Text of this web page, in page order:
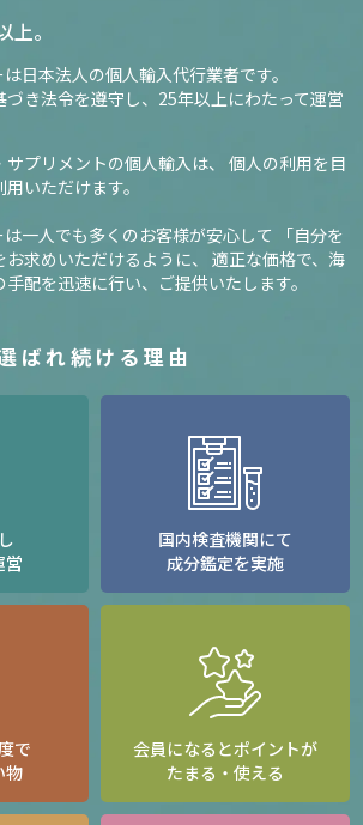
。
日本法人の個人輸入代行業者です。
き法令を遵守し、 25年以上にわたって運営
プリメントの個人輸入は、 個人の利用を目
いただけます。
一人でも多くのお客様が安心して
「自分を
求めいただけるように、 適正な価格で、海
配を迅速に行い、ご提供いたします。
ばれ続ける理由
営
国内検査機関にて
成分鑑定を実施
で
物
会員になるとポイントが
たまる・使える